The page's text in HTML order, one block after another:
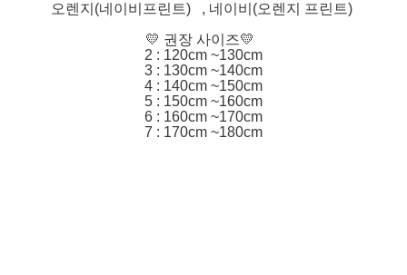
오렌지(네이비프린트) , 네이비(오렌지 프린트)
💛 권장 사이즈💛
2 : 120cm ~130cm
3 : 130cm ~140cm
4 : 140cm ~150cm
5 : 150cm ~160cm
6 : 160cm ~170cm
7 : 170cm ~180cm